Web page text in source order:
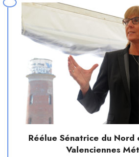
Réélue Sénatrice du
Valenciennes